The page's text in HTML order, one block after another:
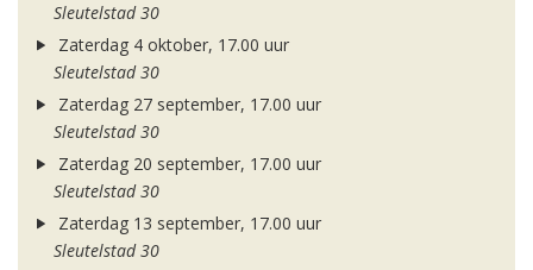
Sleutelstad 30
Zaterdag 4 oktober, 17.00 uur
Sleutelstad 30
Zaterdag 27 september, 17.00 uur
Sleutelstad 30
Zaterdag 20 september, 17.00 uur
Sleutelstad 30
Zaterdag 13 september, 17.00 uur
Sleutelstad 30